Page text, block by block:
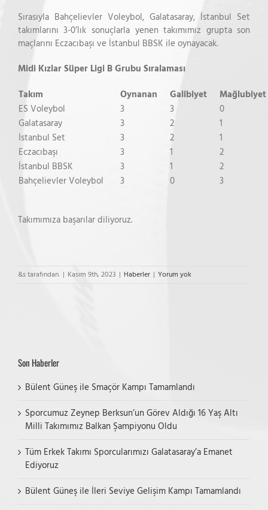
Sırasıyla Bahçelievler Voleybol, Galatasaray, İstanbul Set
takımlarını 3-0’lık sonuçlarla yenen takımımız grupta son
maçlarını Eczacıbaşı ve İstanbul BBSK ile oynayacak.
Midi Kızlar Süper Ligi B Grubu Sıralaması
Takım
Oynanan Galibiyet
Mağlubiyet
ES Voleybol
3 3
0
Galatasaray
3 2
1
İstanbul Set
3 2
1
Eczacıbaşı
3 1
2
İstanbul BBSK
3 1
2
Bahçelievler Voleybol
3 0 3
Takımımıza başarılar diliyoruz.
&s tarafından. | Kasım 9th, 2023 | Haberler | Yorum yok
Son Haberler
Bülent Güneş ile Smaçör Kampı Tamamlandı
Sporcumuz Zeynep Berksun’un Görev Aldığı 16 Yaş Altı
Milli Takımımız Balkan Şampiyonu Oldu
Tüm Erkek Takımı Sporcularımızı Galatasaray’a Emanet
Ediyoruz
Bülent Güneş ile İleri Seviye Gelişim Kampı Tamamlandı